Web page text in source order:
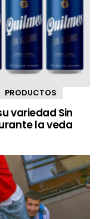
PRODUCTOS
variedad Sin
la veda